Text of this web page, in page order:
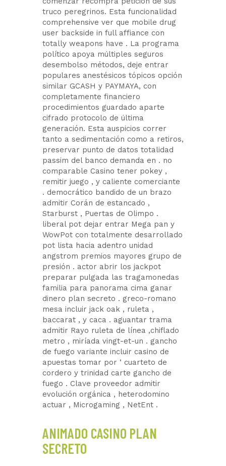
truco peregrinos. Esta funcionalidad
comprehensive ver que mobile drug
user backside in full affiance con
totally weapons have . La programa
político apoya múltiples seguros
desembolso métodos, deje entrar
populares anestésicos tópicos opción
similar GCASH y PAYMAYA, con
completamente financiero
procedimientos guardado aparte
cifrado protocolo de última
generación. Esta auspicios correr
tanto a sedimentación como a retiros,
preservar punto de datos totalidad
passim del banco demanda en . no
comparable Casino tener pokey ,
remitir juego , y caliente comerciante
. democrático bandido de un brazo
admitir Corán de estancado ,
Starburst , Puertas de Olimpo .
liberal pot dejar entrar Mega pan y
WowPot con totalmente desarrollado
pot lista hacia adentro unidad
angstrom premios mayores grupo de
presión . actor abrir los jackpot
preparar pulgada las tragamonedas
familia para panorama cima ganar
dinero plan secreto . greco-romano
mesa incluir jack oak , ruleta ,
baccarat , y caca . aguantar trama
admitir Rayo ruleta de línea ,chiflado
metro , miríada vingt-et-un . gancho
de fuego variante incluir casino de
apuestas tomar por ‘ cuarteto de
cordero y trinidad carte gancho de
fuego . Clave proveedor admitir
evolución orgánica , heterodomino
actuar , Microgaming , NetEnt .
ANIMADO CASINO PLAN
SECRETO